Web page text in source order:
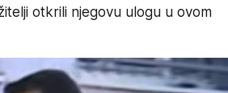
otkrili njegovu ulogu u ovom